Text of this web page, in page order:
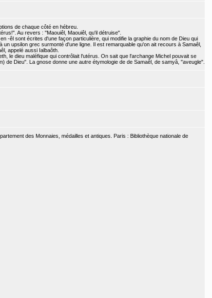
de chaque côté en hébreu.
Au revers : "Maouiêl, Maouiêl, qu'il détruise".
-êl sont écrites d'une façon particulière, qui modifie la graphie du nom de Dieu qui
upsilon grec surmonté d'une ligne. Il est remarquable qu'on ait recours à Samaêl,
appelé aussi Ialbaôth.
le dieu maléfique qui contrôlait l'utérus. On sait que l'archange Michel pouvait se
de Dieu". La gnose donne une autre étymologie de de Samaêl, de samyâ, "aveugle".
des Monnaies, médailles et antiques. Paris : Bibliothèque nationale de